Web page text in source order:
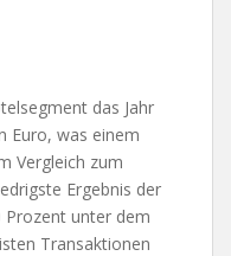
das Jahr
Euro, was einem
Vergleich zum
Ergebnis der
Prozent unter dem
Transaktionen